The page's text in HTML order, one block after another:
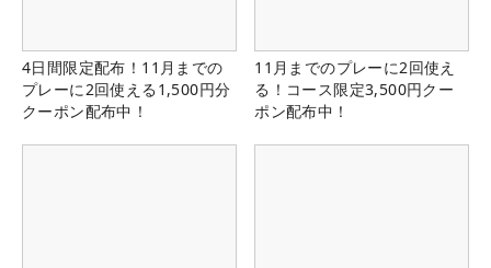
4日間限定配布！11月までの
プレーに2回使える1,500円分
クーポン配布中！
11月までのプレーに2回使え
る！コース限定3,500円クー
ポン配布中！